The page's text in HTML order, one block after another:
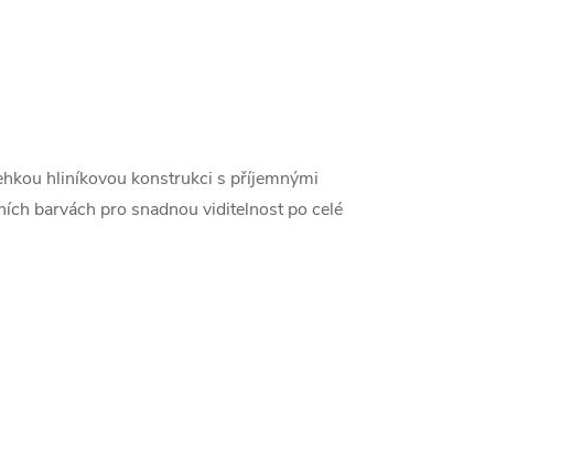
hliníkovou konstrukci s příjemnými
barvách pro snadnou viditelnost po celé